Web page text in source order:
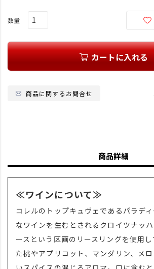
カートに入れる
商品に関するお問合せ
商品詳細
≪ワインについて≫
コレルのトップキュヴェであるパラデ
なワインを生むとされるクロイツナッ
ースという区画のリースリングを使用
た桃やアプリコット、マンダリン、メ